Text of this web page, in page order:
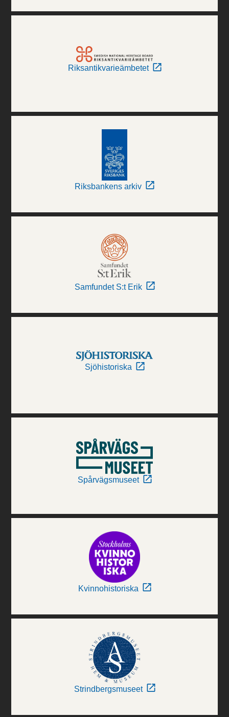
Riksantikvarieämbetet
Riksbankens arkiv
Samfundet S:t Erik
Sjöhistoriska
Spårvägsmuseet
Kvinnohistoriska
Strindbergsmuseet